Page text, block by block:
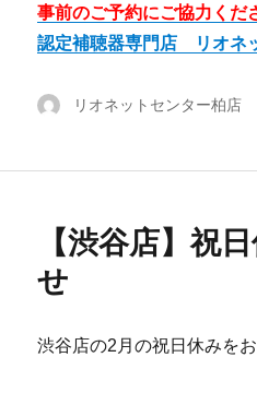
事前のご予約にご協力くだ
認定補聴器専門店 リオネ
投
リオネットセンター柏店
【渋谷店】祝
せ
渋谷店の2月の祝日休みを